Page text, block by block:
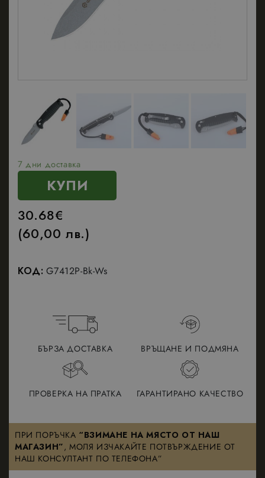
7 дни доставка
КУПИ
30.68€
(60,00 лв.)
КОД: G7412P-Bk-Ws
БЪРЗА ДОСТАВКА ВРЪЩАНЕ И ПОДМЯНА
ПРОВЕРКА НА ПРАТКА ГАРАНТИРАНО КАЧЕСТВО
ПРИ ПОРЪЧКА “ВЗИМАНЕ НА МЯСТО ОТ НАШ
МАГАЗИН”, МОЛЯ ИЗЧАКАЙТЕ ПОТВЪРЖДЕНИЕ ОТ
НАШ КОНСУЛТАНТ ПО ТЕЛЕФОНА”